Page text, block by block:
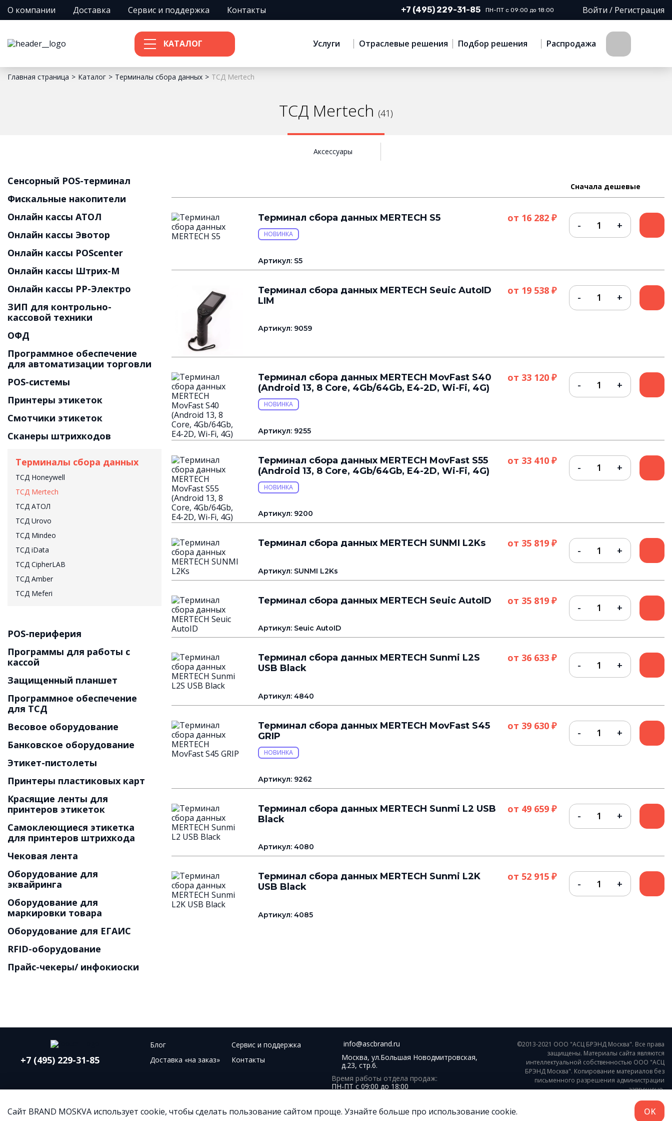
О компании Доставка Сервис и поддержка Контакты +7 (495) 229-31-85 ПН-ПТ с 09:00 до 18:00 Войти / Регистрация
КАТАЛОГ Услуги Отраслевые решения Подбор решения Распродажа
Сайт BRAND MOSKVA использует cookie, чтобы сделать пользование сайтом проще. Узнайте больше про использование cookie. OK
Главная страница Каталог Терминалы сбора данных ТСД Mertech
ТСД Mertech (41)
Аксессуары
Сенсорный POS-терминал
Фискальные накопители
Онлайн кассы АТОЛ
Онлайн кассы Эвотор
Онлайн кассы POScenter
Онлайн кассы Штрих-М
Онлайн кассы РР-Электро
ЗИП для контрольно-
кассовой техники
ОФД
Программное обеспечение
для автоматизации торговли
POS-системы
Принтеры этикеток
Смотчики этикеток
Сканеры штрихкодов
Терминалы сбора данных
ТСД Honeywell
ТСД Mertech
ТСД АТОЛ
ТСД Urovo
ТСД Mindeo
ТСД iData
ТСД CipherLAB
ТСД Amber
ТСД Meferi
POS-периферия
Программы для работы с
кассой
Защищенный планшет
Программное обеспечение
для ТСД
Весовое оборудование
Банковское оборудование
Этикет-пистолеты
Принтеры пластиковых карт
Красящие ленты для
принтеров этикеток
Самоклеющиеся этикетка
для принтеров штрихкода
Чековая лента
Оборудование для
эквайринга
Оборудование для
маркировки товара
Оборудование для ЕГАИС
RFID-оборудование
Прайс-чекеры/ инфокиоски
Терминал сбора данных MERTECH S5
НОВИНКА
Артикул: S5
от 16 282 ₽
Терминал сбора данных MERTECH Seuic AutoID
LIM
Артикул: 9059
от 19 538 ₽
Терминал сбора данных MERTECH MovFast S40
(Android 13, 8 Core, 4Gb/64Gb, E4-2D, Wi-Fi, 4G)
НОВИНКА
Артикул: 9255
от 33 120 ₽
Терминал сбора данных MERTECH MovFast S55
(Android 13, 8 Core, 4Gb/64Gb, E4-2D, Wi-Fi, 4G)
НОВИНКА
Артикул: 9200
от 33 410 ₽
Терминал сбора данных MERTECH SUNMI L2Ks
Артикул: SUNMI L2Ks
от 35 819 ₽
Терминал сбора данных MERTECH Seuic AutoID
Артикул: Seuic AutoID
от 35 819 ₽
Терминал сбора данных MERTECH Sunmi L2S
USB Black
Артикул: 4840
от 36 633 ₽
Терминал сбора данных MERTECH MovFast S45
GRIP
НОВИНКА
Артикул: 9262
от 39 630 ₽
Терминал сбора данных MERTECH Sunmi L2 USB
Black
Артикул: 4080
от 49 659 ₽
Терминал сбора данных MERTECH Sunmi L2K
USB Black
Артикул: 4085
от 52 915 ₽
+7 (495) 229-31-85
Блог
Доставка «на заказ»
Сервис и поддержка
Контакты
info@ascbrand.ru
Москва, ул.Большая Новодмитровская,
д.23, стр.6.
Время работы отдела продаж:
ПН-ПТ с 09:00 до 18:00
©2013-2021 ООО "АСЦ БРЭНД Москва". Все права
защищены. Материалы сайта являются
интеллектуальной собственностью ООО "АСЦ
БРЭНД Москва". Копирование материалов без
письменного разрешения администрации
запрещено.
Пользовательское соглашение
Разработка - Digital-агентство WebReforma.ru